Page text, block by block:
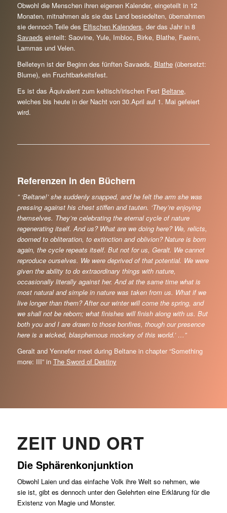
Obwohl die Menschen ihren eigenen Kalender, eingeteilt in 12
Monaten, mitnahmen als sie das Land besiedelten, übernahmen
sie dennoch Teile des Elfischen Kalenders, der das Jahr in 8
Savaeds einteilt: Saovine, Yule, Imbloc, Birke, Blathe, Faeinn,
Lammas und Velen.
Belleteyn ist der Beginn des fünften Savaeds, Blathe(übersetzt:
Blume), ein Fruchtbarkeitsfest.
Es ist das Äquivalent zum keltisch/irischen Fest Beltane,
welches bis heute in der Nacht von 30.April auf 1. Mai gefeiert
wird.
Referenzen in den Büchern
” ‘Beltane!’ she suddenly snapped, and he felt the arm she was
pressing against his chest stiffen and tauten. ‘They’re enjoying
themselves. They’re celebrating the eternal cycle of nature
regenerating itself. And us? What are we doing here? We, relicts,
doomed to obliteration, to extinction and oblivion? Nature is born
again, the cycle repeats itself. But not for us, Geralt. We cannot
reproduce ourselves. We were deprived of that potential. We were
given the ability to do extraordinary things with nature,
occasionally literally against her. And at the same time what is
most natural and simple in nature was taken from us. What if we
live longer than them? After our winter will come the spring, and
we shallnot be reborn; what finishes will finish along with us. But
both you and I are drawn to those bonfires, though our presence
here is a wicked, blasphemous mockery of this world.’ …”
Geralt and Yennefer meet during Beltane in chapter “Something
more: III” in The Sword of Destiny
ZEIT UND ORT
Die Sphärenkonjunktion
Obwohl Laien und das einfache Volk ihre Welt so nehmen, wie
sie ist, gibt es dennoch unter den Gelehrten eine Erklärung für die
Existenz von Magie und Monster.